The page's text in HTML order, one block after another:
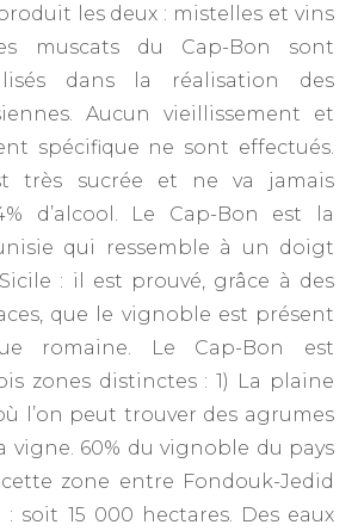
les deux : mistelles et vins
muscats du Cap-Bon sont
dans la réalisation des
Aucun vieillissement et
spécifique ne sont effectués.
très sucrée et ne va jamais
d’alcool. Le Cap-Bon est la
qui ressemble à un doigt
: il est prouvé, grâce à des
que le vignoble est présent
romaine. Le Cap-Bon est
zones distinctes : 1) La plaine
l’on peut trouver des agrumes
vigne. 60% du vignoble du pays
zone entre Fondouk-Jedid
soit 15 000 hectares. Des eaux